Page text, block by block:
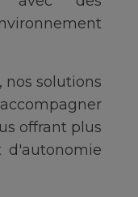
nos solutions
offrant plus
d'autonomie